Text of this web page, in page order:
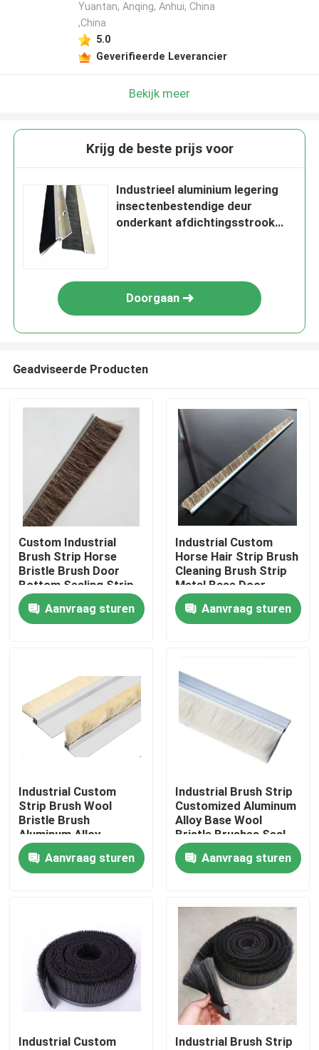
Producten
Over ons
Kwaliteitscontrole
Contacteer ons
Industriële borstelstrook
industriële cilindrische borstel
industriële rolborstel
Yuantan, Anqing, Anhui, China
,China
5.0
Geverifieerde Leverancier
Bekijk meer
Krijg de beste prijs voor
Industrieel aluminium legering
insectenbestendige deur
onderkant afdichtingsstrook
Doorgaan
Geadviseerde Producten
Custom Industrial
Brush Strip Horse
Bristle Brush Door
Bottom Sealing Strip
Brush For
Sealing/Cleaning/Dust
Removal
Aanvraag sturen
Industrial Custom
Horse Hair Strip Brush
Cleaning Brush Strip
Metal Base Door
Sweep Brush Horse
Hair Strip Brush
Aanvraag sturen
Industrial Custom
Strip Brush Wool
Bristle Brush
Aluminum Alloy
Bracket Strip Brush
Cleaning Brush Strip
Aanvraag sturen
Industrial Brush Strip
Customized Aluminum
Alloy Base Wool
Bristle Brushes Seal
Strip Brush
Aanvraag sturen
Industrial Custom
Industrial Brush Strip